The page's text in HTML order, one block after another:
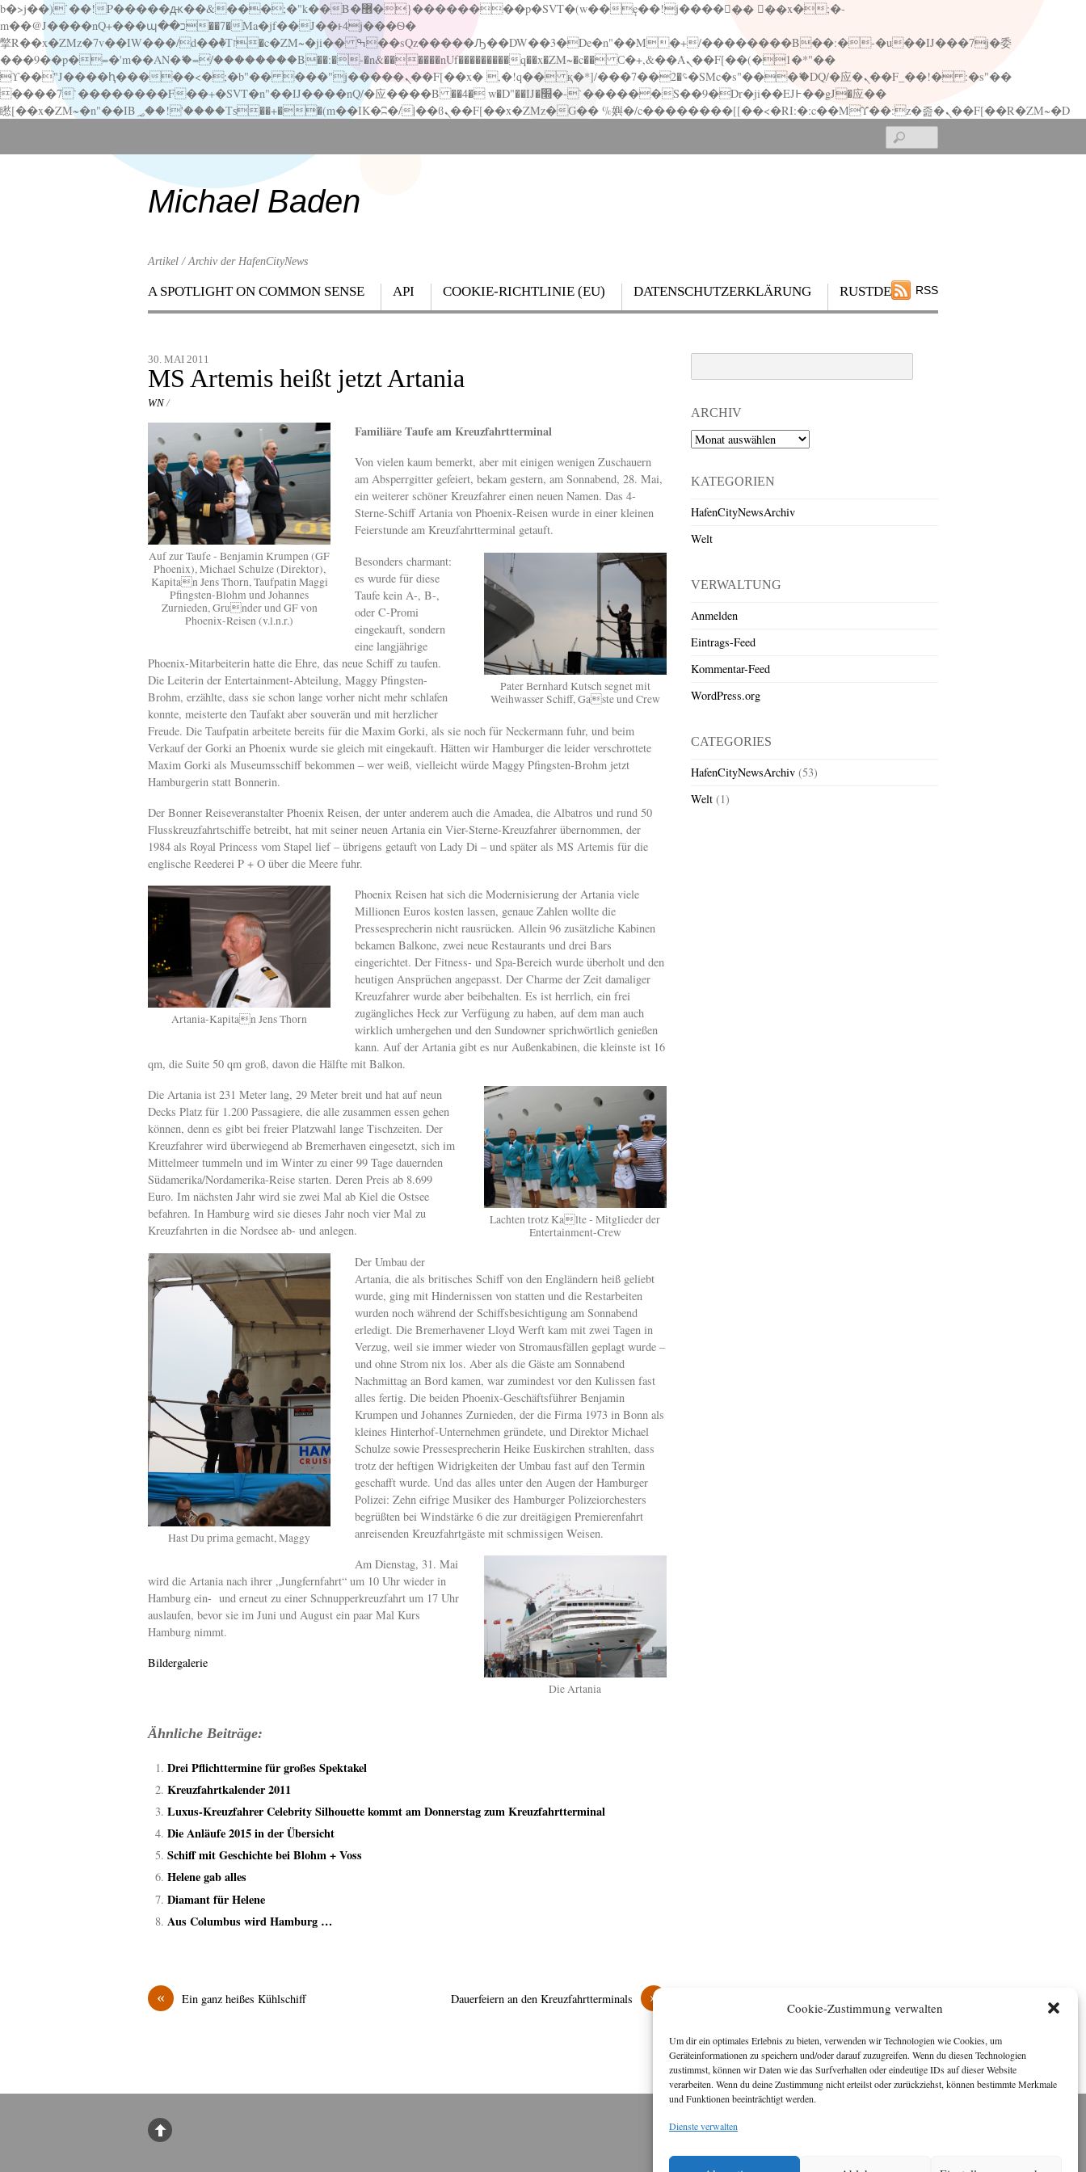
Cookie-Zustimmung verwalten
Um dir ein optimales Erlebnis zu bieten, verwenden wir Technologien wie Cookies, um
Geräteinformationen zu speichern und/oder darauf zuzugreifen. Wenn du diesen Technologien
zustimmst, können wir Daten wie das Surfverhalten oder eindeutige IDs auf dieser Website
verarbeiten. Wenn du deine Zustimmung nicht erteilst oder zurückziehst, können bestimmte Merkmale
und Funktionen beeinträchtigt werden.
Dienste verwalten
b�>j��)΄��!P�����ԫ��&���;�"k��B�޶�}��������p�SVT�(w��ę��!j������ ��x�;�-
m��@J����nQ+���պ��כ��7�Ma�jf��J��ͱ4j���Ѳ�
撆R��x�ZMz�7v��IW���/d��ٞ�Тז�c�ZM~�ji�� ߒ��sQz�����Ԡ��DW��3�De�n"��M�+/��������B��:�-�u��IJ���7j�委
���9��p�=�'m��AN�ޭ�=/��������B��:�-�n&������nUf���������q��x�ZM~�c�� Ϲ�+,&��Ὰܢ��F[��(�1�*"��
ϒ��"J����ԧ�����<�;�b"�� ���"j�����ܢ��F[��x� ,�!q�� қ�*]/���؝�2��7�SMc�s"���ޭ�DQ/�应�ܢ��F_��!� :�s"��
����7`��������F��+�SVT�n"��IJ����nQ/�应����B ��4� w�D"��IJ�׭�-`������S��9�Dr�ji��EJ߅��gJ�应��
矁[��x�ZM~�n"��IB؃��!'����Тѕ��+��(m��IK�ʭ�/|��ϐܢ��F[��x�ZMz�G�� %嬩�/c��������[[��<�RI:�:c��MΎ��:z�졾�ܢ��F[��R�ZM~�D
down
Michael Baden
Artikel / Archiv der HafenCityNews
RSS
Menu
A SPOTLIGHT ON COMMON SENSE API COOKIE-RICHTLINIE (EU) DATENSCHUTZERKLÄRUNG RUSTDESK
Scroll
content
30. MAI 2011
MS Artemis heißt jetzt Artania
WN /
Auf zur Taufe - Benjamin Krumpen (GF
Phoenix), Michael Schulze (Direktor),
Kapitan Jens Thorn, Taufpatin Maggi
Pfingsten-Blohm und Johannes
Zurnieden, Grunder und GF von
Phoenix-Reisen (v.l.n.r.)
Familiäre Taufe am Kreuzfahrtterminal
Von vielen kaum bemerkt, aber mit einigen wenigen Zuschauern
am Absperrgitter gefeiert, bekam gestern, am Sonnabend, 28. Mai,
ein weiterer schöner Kreuzfahrer einen neuen Namen. Das 4-
Sterne-Schiff Artania von Phoenix-Reisen wurde in einer kleinen
Feierstunde am Kreuzfahrtterminal getauft.
Pater Bernhard Kutsch segnet mit
Weihwasser Schiff, Gaste und Crew
Besonders charmant:
es wurde für diese
Taufe kein A-, B-,
oder C-Promi
eingekauft, sondern
eine langjährige
Phoenix-Mitarbeiterin hatte die Ehre, das neue Schiff zu taufen.
Die Leiterin der Entertainment-Abteilung, Maggy Pfingsten-
Brohm, erzählte, dass sie schon lange vorher nicht mehr schlafen
konnte, meisterte den Taufakt aber souverän und mit herzlicher
Freude. Die Taufpatin arbeitete bereits für die Maxim Gorki, als sie noch für Neckermann fuhr, und beim
Verkauf der Gorki an Phoenix wurde sie gleich mit eingekauft. Hätten wir Hamburger die leider verschrottete
Maxim Gorki als Museumsschiff bekommen – wer weiß, vielleicht würde Maggy Pfingsten-Brohm jetzt
Hamburgerin statt Bonnerin.
Der Bonner Reiseveranstalter Phoenix Reisen, der unter anderem auch die Amadea, die Albatros und rund 50
Flusskreuzfahrtschiffe betreibt, hat mit seiner neuen Artania ein Vier-Sterne-Kreuzfahrer übernommen, der
1984 als Royal Princess vom Stapel lief – übrigens getauft von Lady Di – und später als MS Artemis für die
englische Reederei P + O über die Meere fuhr.
Artania-Kapitan Jens Thorn
Phoenix Reisen hat sich die Modernisierung der Artania viele
Millionen Euros kosten lassen, genaue Zahlen wollte die
Pressesprecherin nicht rausrücken. Allein 96 zusätzliche Kabinen
bekamen Balkone, zwei neue Restaurants und drei Bars
eingerichtet. Der Fitness- und Spa-Bereich wurde überholt und den
heutigen Ansprüchen angepasst. Der Charme der Zeit damaliger
Kreuzfahrer wurde aber beibehalten. Es ist herrlich, ein frei
zugängliches Heck zur Verfügung zu haben, auf dem man auch
wirklich umhergehen und den Sundowner sprichwörtlich genießen
kann. Auf der Artania gibt es nur Außenkabinen, die kleinste ist 16
qm, die Suite 50 qm groß, davon die Hälfte mit Balkon.
Lachten trotz Kalte - Mitglieder der
Entertainment-Crew
Die Artania ist 231 Meter lang, 29 Meter breit und hat auf neun
Decks Platz für 1.200 Passagiere, die alle zusammen essen gehen
können, denn es gibt bei freier Platzwahl lange Tischzeiten. Der
Kreuzfahrer wird überwiegend ab Bremerhaven eingesetzt, sich im
Mittelmeer tummeln und im Winter zu einer 99 Tage dauernden
Südamerika/Nordamerika-Reise starten. Deren Preis ab 8.699
Euro. Im nächsten Jahr wird sie zwei Mal ab Kiel die Ostsee
befahren. In Hamburg wird sie dieses Jahr noch vier Mal zu
Kreuzfahrten in die Nordsee ab- und anlegen.
Hast Du prima gemacht, Maggy
Der Umbau der
Artania, die als britisches Schiff von den Engländern heiß geliebt
wurde, ging mit Hindernissen von statten und die Restarbeiten
wurden noch während der Schiffsbesichtigung am Sonnabend
erledigt. Die Bremerhavener Lloyd Werft kam mit zwei Tagen in
Verzug, weil sie immer wieder von Stromausfällen geplagt wurde –
und ohne Strom nix los. Aber als die Gäste am Sonnabend
Nachmittag an Bord kamen, war zumindest vor den Kulissen fast
alles fertig. Die beiden Phoenix-Geschäftsführer Benjamin
Krumpen und Johannes Zurnieden, der die Firma 1973 in Bonn als
kleines Hinterhof-Unternehmen gründete, und Direktor Michael
Schulze sowie Pressesprecherin Heike Euskirchen strahlten, dass
trotz der heftigen Widrigkeiten der Umbau fast auf den Termin
geschafft wurde. Und das alles unter den Augen der Hamburger
Polizei: Zehn eifrige Musiker des Hamburger Polizeiorchesters
begrüßten bei Windstärke 6 die zur dreitägigen Premierenfahrt
anreisenden Kreuzfahrtgäste mit schmissigen Weisen.
Die Artania
Am Dienstag, 31. Mai
wird die Artania nach ihrer „Jungfernfahrt“ um 10 Uhr wieder in
Hamburg ein- und erneut zu einer Schnupperkreuzfahrt um 17 Uhr
auslaufen, bevor sie im Juni und August ein paar Mal Kurs
Hamburg nimmt.
Bildergalerie
Ähnliche Beiträge:
Drei Pflichttermine für großes Spektakel
Kreuzfahrtkalender 2011
Luxus-Kreuzfahrer Celebrity Silhouette kommt am Donnerstag zum Kreuzfahrtterminal
Die Anläufe 2015 in der Übersicht
Schiff mit Geschichte bei Blohm + Voss
Helene gab alles
Diamant für Helene
Aus Columbus wird Hamburg …
« Ein ganz heißes Kühlschiff »
Dauerfeiern an den Kreuzfahrtterminals
ARCHIV
Archiv
KATEGORIEN
HafenCityNewsArchiv
Welt
VERWALTUNG
Anmelden
Eintrags-Feed
Kommentar-Feed
WordPress.org
CATEGORIES
HafenCityNewsArchiv (53)
Welt (1)